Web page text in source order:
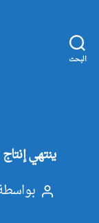
البحث
ينتهي إنتاج Ford GT بإصدار LM محدود للغاية
كاتب